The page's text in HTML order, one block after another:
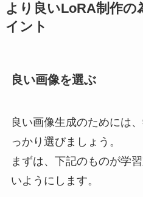
より良いLoRA制作の
イント
良い画像を選ぶ
良い画像生成のためには
っかり選びましょう。
まずは、下記のものが学
いようにします。